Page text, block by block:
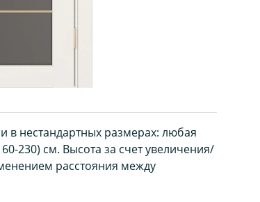
в нестандартных размерах: любая
230) см. Высота за счет увеличения/
расстояния между